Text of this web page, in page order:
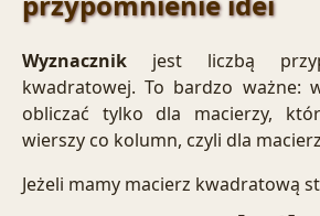
Wyznacznik jest liczbą
kwadratowej. To bardzo ważne:
obliczać tylko dla macierzy,
wierszy co kolumn, czyli dla
Jeżeli mamy macierz kwadratową